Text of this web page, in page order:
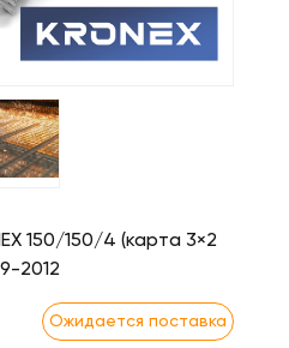
150/150/4 (карта 3×2
2012
Ожидается поставка